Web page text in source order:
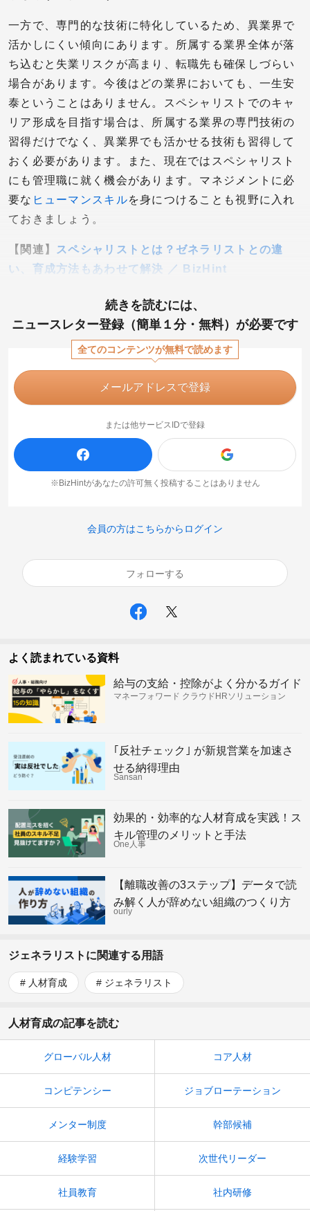
一方で、専門的な技術に特化しているため、異業界で
活かしにくい傾向にあります。所属する業界全体が落
ち込むと失業リスクが高まり、転職先も確保しづらい
場合があります。今後はどの業界においても、一生安
泰ということはありません。スペシャリストでのキャ
リア形成を目指す場合は、所属する業界の専門技術の
習得だけでなく、異業界でも活かせる技術も習得して
おく必要があります。また、現在ではスペシャリスト
にも管理職に就く機会があります。マネジメントに必
要な ヒューマンスキルを身につけることも視野に入れ
ておきましょう。
【関連】 スペシャリストとは？ゼネラリストとの違
い、育成方法もあわせて解決 ／ BizHint
続きを読むには、
ニュースレター登録（簡単１分・無料）が必要です
全てのコンテンツが無料で読めます
メールアドレスで登録
または他サービスIDで登録
※BizHintがあなたの許可無く投稿することはありません
会員の方はこちらからログイン
フォローする
よく読まれている資料
給与の支給・控除がよく分かるガイド
マネーフォワード クラウドHRソリューション
｢反社チェック｣ が新規営業を加速さ
せる納得理由
Sansan
効果的・効率的な人材育成を実践！ス
キル管理のメリットと手法
One人事
【離職改善の3ステップ】データで読
み解く人が辞めない組織のつくり方
ourly
ジェネラリストに関連する用語
人材育成 ジェネラリスト
人材育成の記事を読む
グローバル人材 コア人材
コンピテンシー ジョブローテーション
メンター制度 幹部候補
経験学習 次世代リーダー
社員教育 社内研修